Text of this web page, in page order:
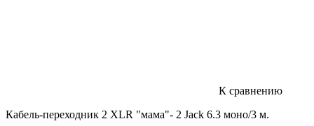
К сравнению
Кабель-переходник 2 XLR "мама"- 2 Jack 6.3 моно/3 м.